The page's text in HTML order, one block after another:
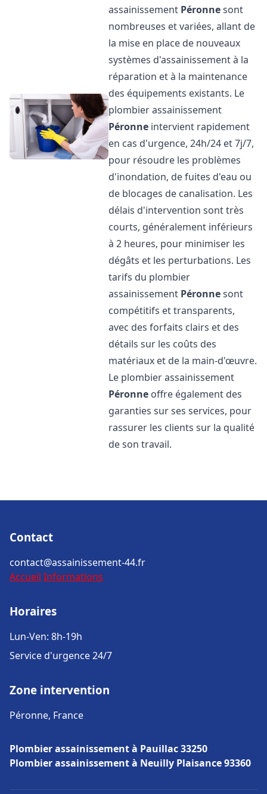
assainissement Péronnesont
nombreuses et variées, allant de
la mise en place de nouveaux
systèmes d'assainissement à la
réparation et à la maintenance
des équipements existants. Le
plombier assainissement
Péronne intervient rapidement
en cas d'urgence, 24h/24 et 7j/7,
pour résoudre les problèmes
d'inondation, de fuites d'eau ou
de blocages de canalisation. Les
délais d'intervention sont très
courts, généralement inférieurs
à 2 heures, pour minimiser les
dégâts et les perturbations. Les
tarifs du plombier
assainissement Péronnesont
compétitifs et transparents,
avec des forfaits clairs et des
détails sur les coûts des
matériaux et de la main-d'œuvre.
Le plombier assainissement
Péronne offre également des
garanties sur ses services, pour
rassurer les clients sur la qualité
de son travail.
Contact
contact@assainissement-44.fr
Accueil Informations
Horaires
Lun-Ven: 8h-19h
Service d'urgence 24/7
Zone intervention
Péronne, France
Plombier assainissement à Pauillac 33250
Plombier assainissement à Neuilly Plaisance 93360